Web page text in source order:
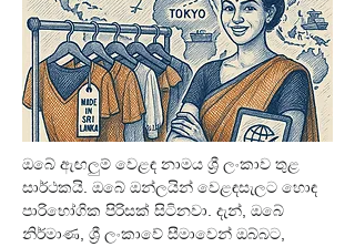
ඔබේ ඇඟලුම් වෙළඳ නාමය ශ්‍රී ලංකාව තුළ
සාර්ථකයි. ඔබේ ඔන්ලයින් වෙළඳසැලට හොඳ
පාරිභෝගික පිරිසක් සිටිනවා. දැන්, ඔබේ
නිර්මාණ, ශ්‍රී ලංකාවේ සීමාවෙන් ඔබ්බට,